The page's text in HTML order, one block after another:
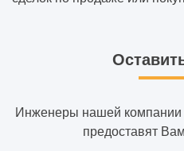
Инженеры нашей компании
предоставят